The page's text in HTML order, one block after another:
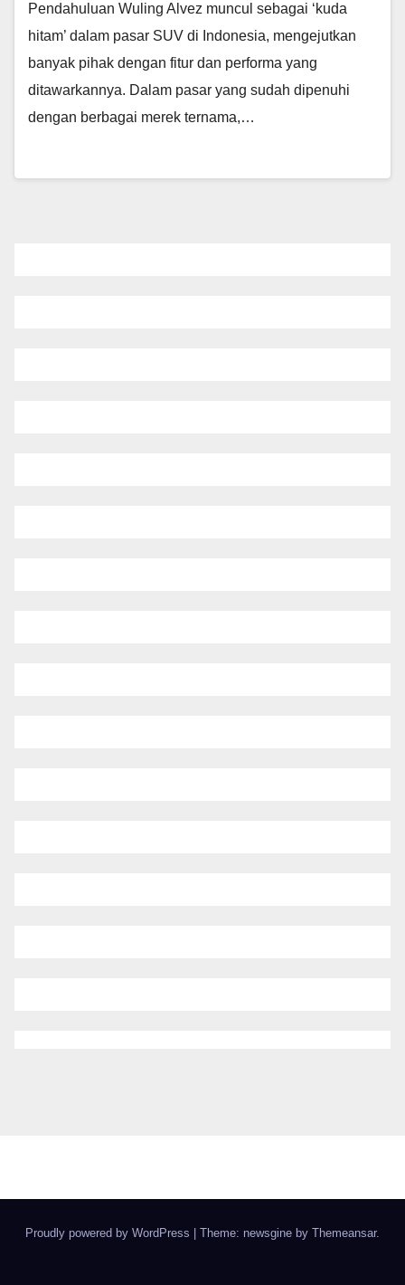
Pendahuluan Wuling Alvez muncul sebagai ‘kuda
hitam’ dalam pasar SUV di Indonesia, mengejutkan
banyak pihak dengan fitur dan performa yang
ditawarkannya. Dalam pasar yang sudah dipenuhi
dengan berbagai merek ternama,…
Proudly powered by WordPress Theme: newsgine by Themeansar.